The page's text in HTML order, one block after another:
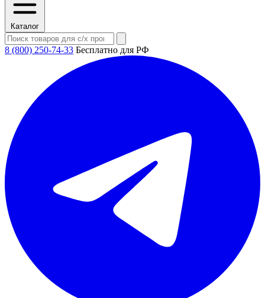
Каталог
8 (800) 250-74-33 Бесплатно для РФ